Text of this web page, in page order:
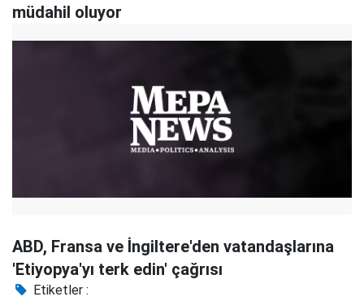
müdahil oluyor
ABD, Fransa ve İngiltere'den vatandaşlarına
'Etiyopya'yı terk edin' çağrısı
Etiketler :